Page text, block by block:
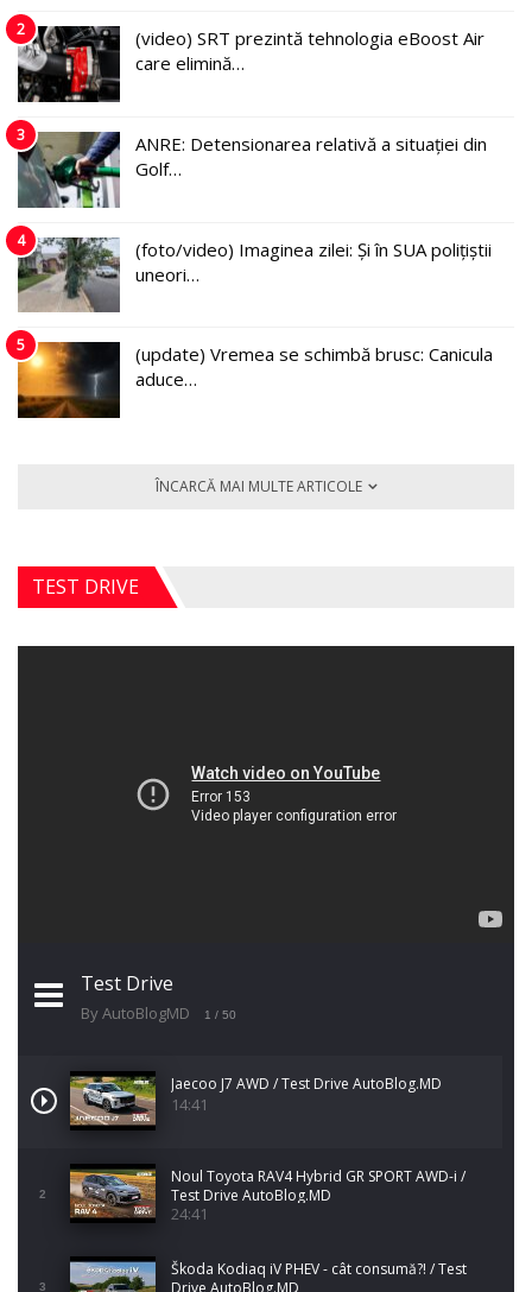
2
(video) SRT prezintă tehnologia eBoost Air
care elimină…
3
ANRE: Detensionarea relativă a situației din
Golf…
4
(foto/video) Imaginea zilei: Și în SUA polițiștii
uneori…
5
(update) Vremea se schimbă brusc: Canicula
aduce…
ÎNCARCĂ MAI MULTE ARTICOLE
TEST DRIVE
Test Drive
By AutoBlogMD 1 / 50
Jaecoo J7 AWD / Test Drive AutoBlog.MD
14:41
2
Noul Toyota RAV4 Hybrid GR SPORT AWD-i /
Test Drive AutoBlog.MD
24:41
3
Škoda Kodiaq iV PHEV - cât consumă?! / Test
Drive AutoBlog.MD